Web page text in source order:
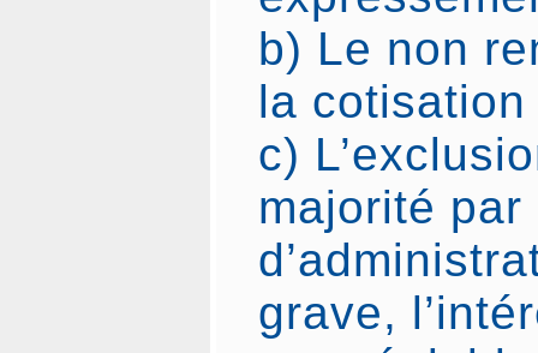
b) Le non
la cotisation
c)
majorité
grave,